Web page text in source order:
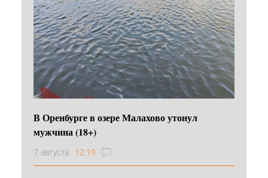
В Оренбурге в озере Малахово утонул
мужчина (18+)
7 августа 12:19